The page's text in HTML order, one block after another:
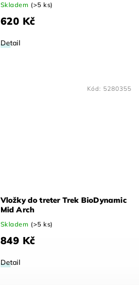
Skladem (>5 ks)
620 Kč
Detail
Vložky do treter Trek BioDynamic
Mid Arch
Skladem (>5 ks)
849 Kč
Detail
Kód: 5280355